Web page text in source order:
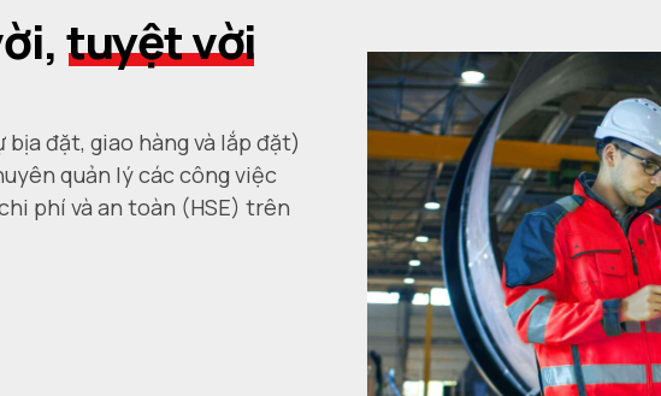
tuyệt vời
đặt, giao hàng và lắp đặt)
quản lý các công việc
phí và an toàn (HSE) trên